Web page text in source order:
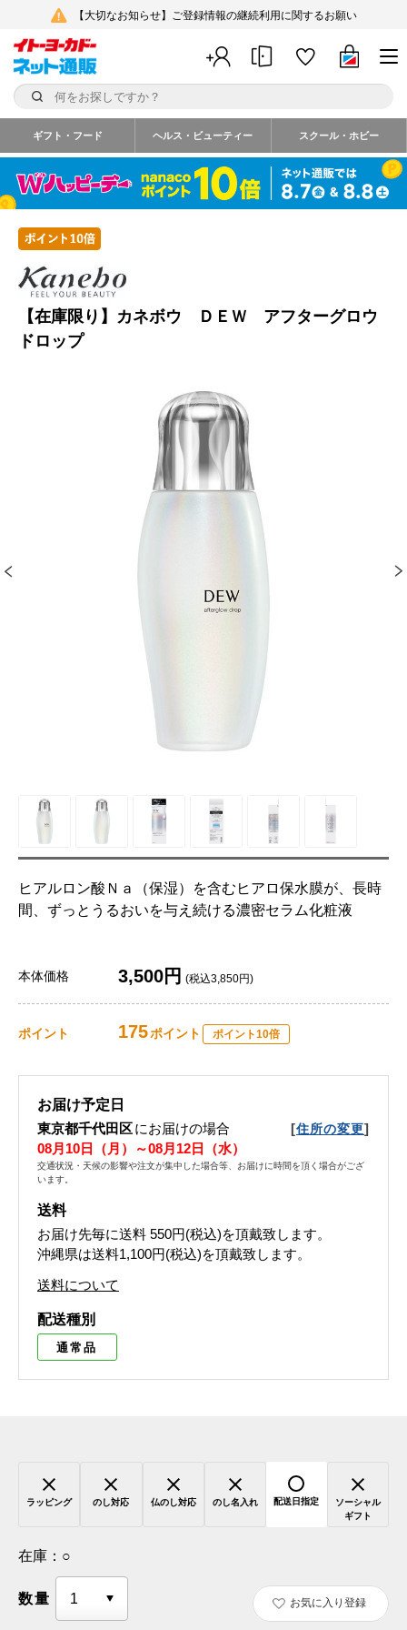
【大切なお知らせ】ご登録情報の継続利用に関するお願い
ギフト・フード ヘルス・ビューティー スクール・ホビー
【在庫限り】カネボウ ＤＥＷ アフターグロウ
ドロップ
ヒアルロン酸Ｎａ（保湿）を含むヒアロ保水膜が、長時
間、ずっとうるおいを与え続ける濃密セラム化粧液
本体価格 3,500円 (税込3,850円)
ポイント 175ポイント ポイント10倍
お届け予定日
東京都千代田区にお届けの場合 [住所の変更]
08月10日（月）～08月12日（水）
交通状況・天候の影響や注文が集中した場合等、お届けに時間を頂く場合がござ
います。
送料
お届け先毎に送料 550円(税込)を頂戴致します。
沖縄県は送料1,100円(税込)を頂戴致します。
送料について
配送種別
通常品
ラッピング のし対応 仏のし対応 のし名入れ 配送日指定
ソーシャル
ギフト
在庫： ○
数量 お気に入り登録